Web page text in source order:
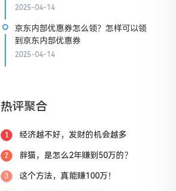
2025-04-14
京东内部优惠券怎么领？怎样可以领
到京东内部优惠券
2025-04-14
热评聚合
1 经济越不好，发财的机会越多
2 胖猫，是怎么2年赚到50万的？
3 这个方法，真能赚100万！